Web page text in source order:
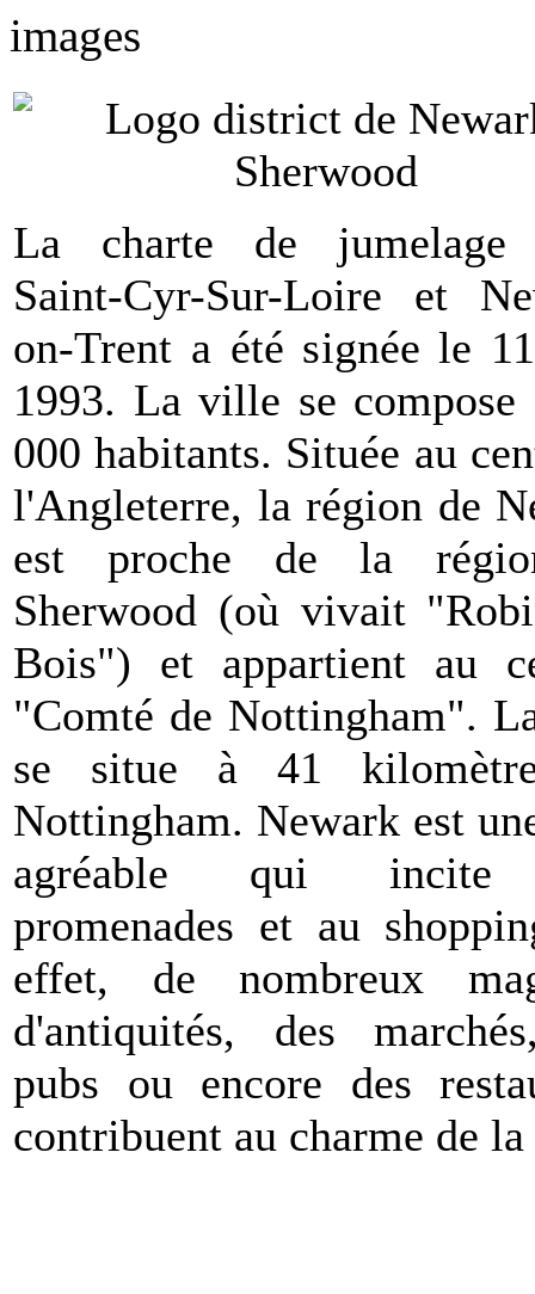
La charte de jumelage
Saint-Cyr-Sur-Loire et
on-Trent a été signée le
1993. La ville se compose
000 habitants. Située au
l'Angleterre, la région de
est proche de la
Sherwood (où vivait
Bois") et appartient au
"Comté de Nottingham".
se situe à 41
Nottingham. Newark est
agréable qui incite
promenades et au
effet, de nombreux
d'antiquités, des
pubs ou encore des
contribuent au charme de